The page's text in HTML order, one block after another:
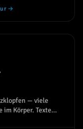
→
— viele
im Körper. Texte